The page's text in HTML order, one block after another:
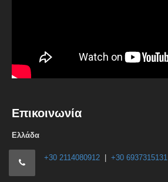
Επικοινωνία
Ελλάδα
+30 2114080912 +30 6937315131